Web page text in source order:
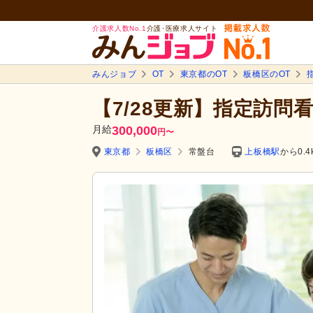
介護求人数No.1 介護･医療求人サイト
みんジョブ OT 東京都のOT 板橋区のOT
【7/28更新】指定訪問
月給300,000円〜
東京都
板橋区 常盤台 上板橋駅から